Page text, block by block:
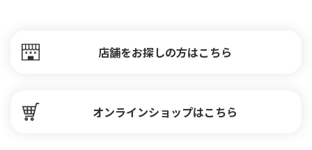
店舗をお探しの方はこちら
オンラインショップはこちら